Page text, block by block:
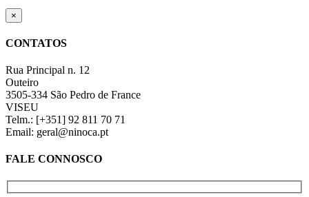
Close
product
view
×
CONTATOS
Rua Principal n. 12
Outeiro
3505-334 São Pedro de France
VISEU
Telm.: [+351] 92 811 70 71
Email: geral@ninoca.pt
FALE CONNOSCO